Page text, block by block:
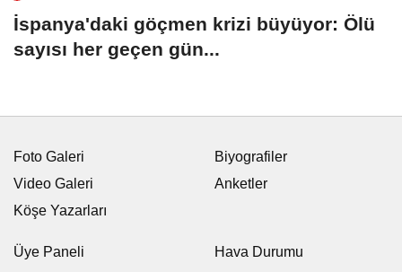
İspanya'daki göçmen krizi büyüyor: Ölü
sayısı her geçen gün...
Foto Galeri
Video Galeri
Köşe Yazarları
Biyografiler
Anketler
Üye Paneli
Hava Durumu